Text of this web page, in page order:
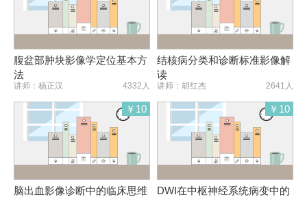
腹盆部肿块影像学定位基本方
法
讲师：杨正汉 4332人
结核病分类和诊断标准影像解
读
讲师：胡红杰 2641人
脑出血影像诊断中的临床思维
￥10
DWI在中枢神经系统病变中的
￥10